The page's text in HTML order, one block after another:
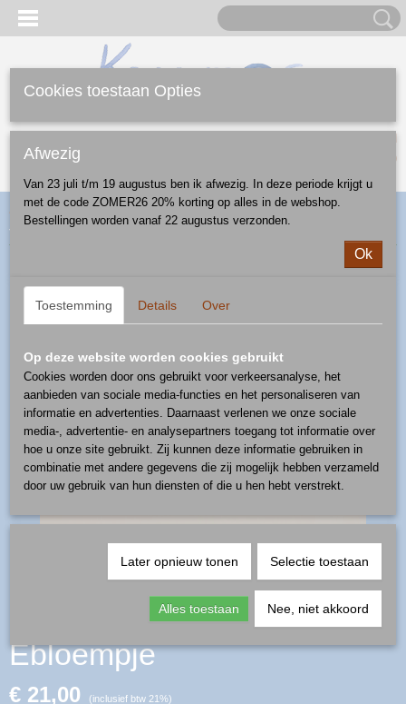
(0)
Home >Webshop>Ontbijt/Lunch/Diner>peper/zout> peper/zout
stel - patroon Ebloempje
peper/zout stel - patroon
Ebloempje
€ 21,00 (inclusief btw 21%)
Cookies toestaan Opties
Afwezig
Van 23 juli t/m 19 augustus ben ik afwezig. In deze periode krijgt u
met de code ZOMER26 20% korting op alles in de webshop.
Bestellingen worden vanaf 22 augustus verzonden.
Ok
Toestemming Details Over
Op deze website worden cookies gebruikt
Cookies worden door ons gebruikt voor verkeersanalyse, het
aanbieden van sociale media-functies en het personaliseren van
informatie en advertenties. Daarnaast verlenen we onze sociale
media-, advertentie- en analysepartners toegang tot informatie over
hoe u onze site gebruikt. Zij kunnen deze informatie gebruiken in
combinatie met andere gegevens die zij mogelijk hebben verzameld
door uw gebruik van hun diensten of die u hen hebt verstrekt.
Later opnieuw tonen Selectie toestaan
Alles toestaan Nee, niet akkoord